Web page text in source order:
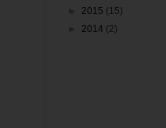
2015 (15)
2014 (2)